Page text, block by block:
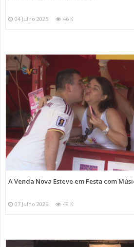
04 Julho 2025 46 K
A Venda Nova Esteve em Festa com
07 Julho 2026 49 K